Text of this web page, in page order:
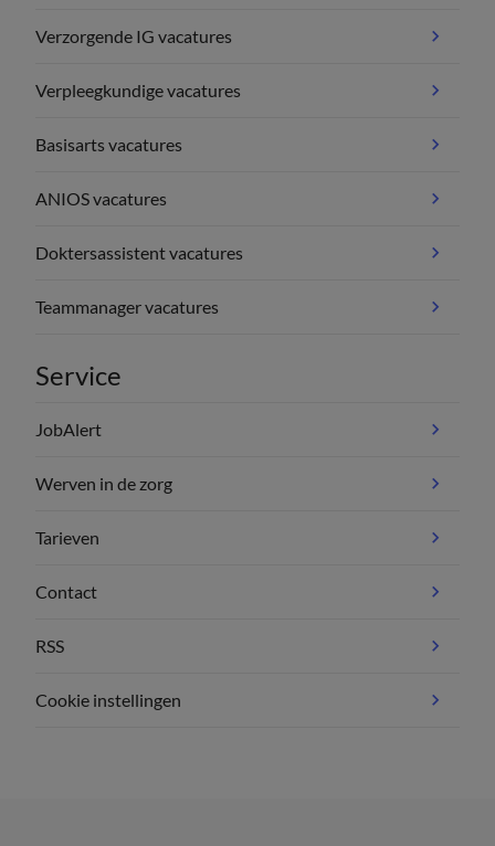
Verzorgende IG vacatures
Verpleegkundige vacatures
Basisarts vacatures
ANIOS vacatures
Doktersassistent vacatures
Teammanager vacatures
Service
JobAlert
Werven in de zorg
Tarieven
Contact
RSS
Cookie instellingen